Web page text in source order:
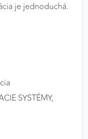
je jednoduchá.
SYSTÉMY,